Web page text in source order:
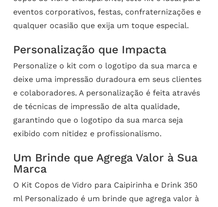
eventos corporativos, festas, confraternizações e
qualquer ocasião que exija um toque especial.
Personalização que Impacta
Personalize o kit com o logotipo da sua marca e
deixe uma impressão duradoura em seus clientes
e colaboradores. A personalização é feita através
de técnicas de impressão de alta qualidade,
garantindo que o logotipo da sua marca seja
exibido com nitidez e profissionalismo.
Um Brinde que Agrega Valor à Sua
Marca
O Kit Copos de Vidro para Caipirinha e Drink 350
ml Personalizado é um brinde que agrega valor à